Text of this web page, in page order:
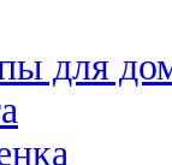
для